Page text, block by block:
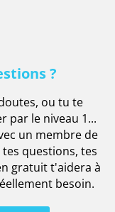
?
ou tu te
par le niveau 1...
un membre de
questions, tes
gratuit t'aidera à
besoin.